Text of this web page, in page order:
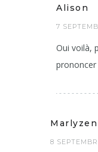
Alison
7
Oui voilà,
prononcer
Marlyzen
8